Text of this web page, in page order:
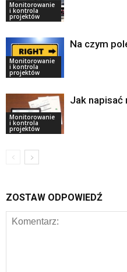
Monitorowanie
i kontrola
projektów
Monitorowanie
i kontrola
projektów
Na czym
Monitorowanie
i kontrola
projektów
Jak napisać
ZOSTAW ODPOWIEDŹ